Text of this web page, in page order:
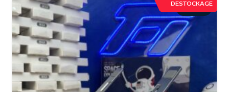
DESTOCKAGE